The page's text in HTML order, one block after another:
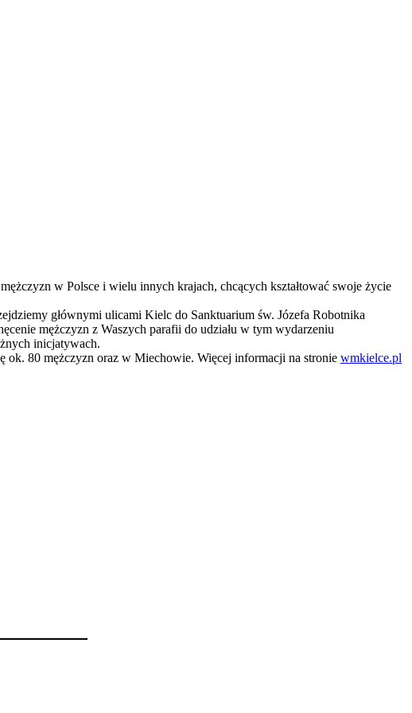
w Polsce i wielu innych krajach, chcących kształtować swoje życie
głównymi ulicami Kielc do Sanktuarium św. Józefa Robotnika
mężczyzn z Waszych parafii do udziału w tym wydarzeniu
inicjatywach.
80 mężczyzn oraz w Miechowie. Więcej informacji na stronie wmkielce.pl